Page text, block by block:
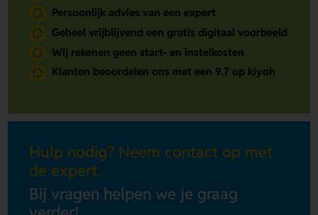
Persoonlijk advies van een expert
Geheel vrijblijvend een gratis digitaal voorbeeld
Wij rekenen geen start- en instelkosten
Klanten beoordelen ons met een 9.7 op kiyoh
Hulp nodig? Neem contact op met
de expert.
Bij vragen helpen we je graag